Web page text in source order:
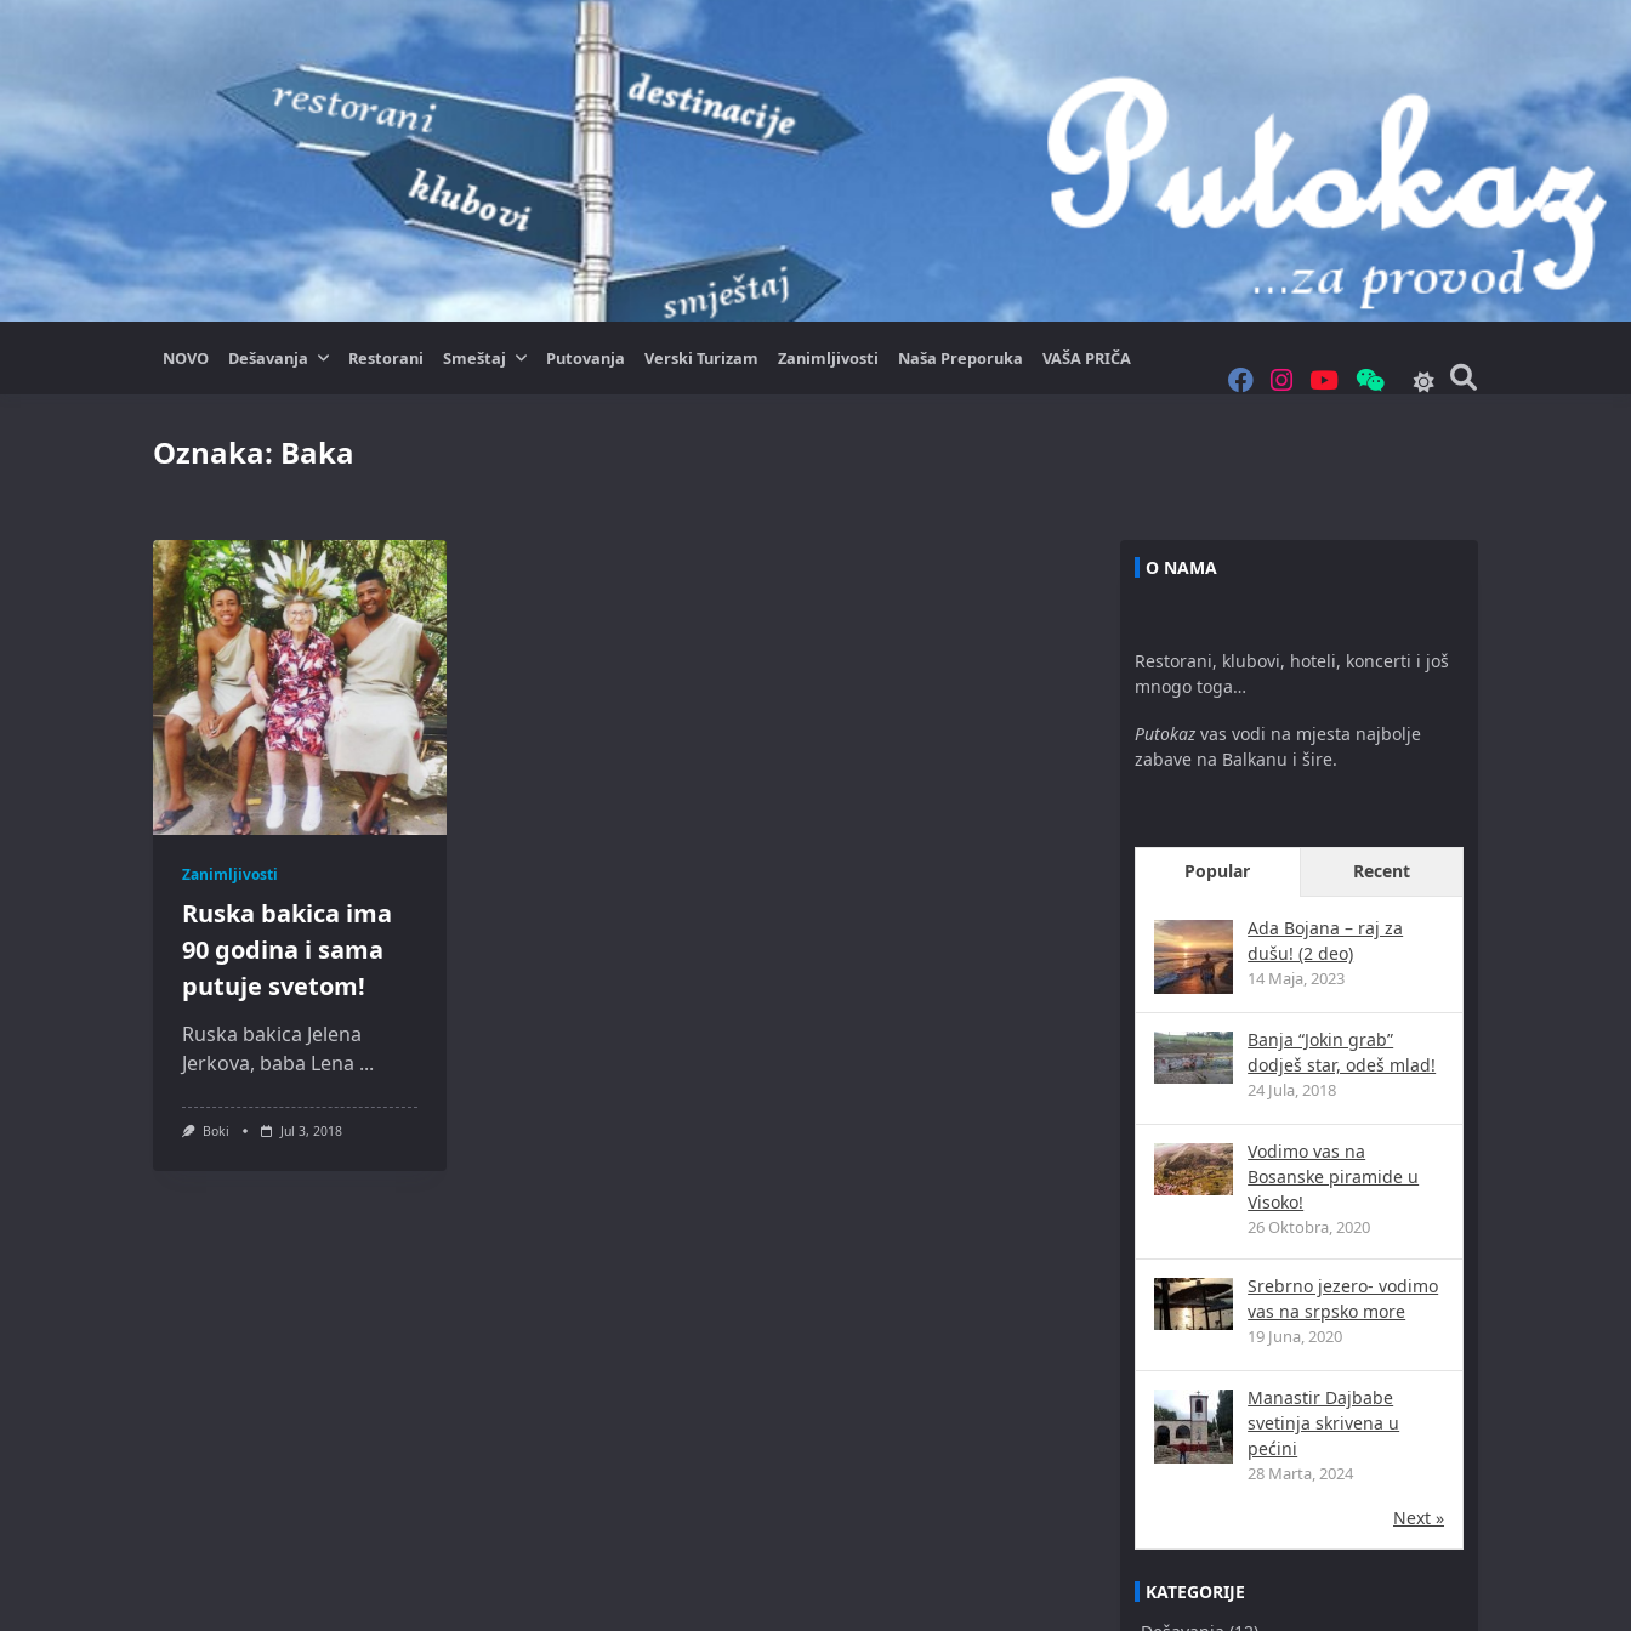
NOVO Dešavanja Restorani Smeštaj Putovanja Verski Turizam Zanimljivosti Naša Preporuka VAŠA PRIČA
Oznaka: Baka
Zanimljivosti
Ruska bakica ima
90 godina i sama
putuje svetom!
Ruska bakica Jelena
Jerkova, baba Lena ...
Boki Jul 3, 2018
O NAMA
Restorani, klubovi, hoteli, koncerti i još
mnogo toga…
Putokaz vas vodi na mjesta najbolje
zabave na Balkanu i šire.
Popular Recent
Ada Bojana – raj za
dušu! (2 deo)
14 Maja, 2023
Banja “Jokin grab”
dodješ star, odeš mlad!
24 Jula, 2018
Vodimo vas na
Bosanske piramide u
Visoko!
26 Oktobra, 2020
Srebrno jezero- vodimo
vas na srpsko more
19 Juna, 2020
Manastir Dajbabe
svetinja skrivena u
pećini
28 Marta, 2024
Next »
KATEGORIJE